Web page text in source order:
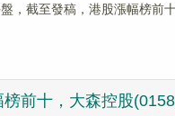
盤，截至發稿，港股漲幅榜
榜前十，大森控股